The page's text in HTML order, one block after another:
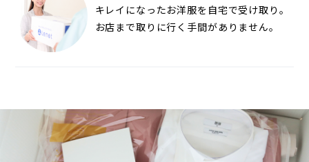
キレイになったお洋服を自宅で受け取り。
お店まで取りに行く手間がありません。